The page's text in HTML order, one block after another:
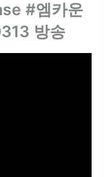
#엠카운
방송